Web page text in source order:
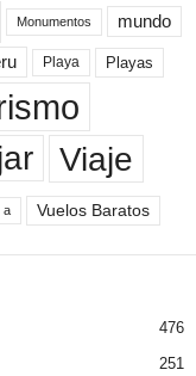
Monumentos mundo
Playa Playas
Viaje
a Vuelos Baratos
476
251